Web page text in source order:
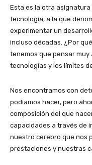
Esta es la otra asignatura
tecnología, a la que
experimentar un
incluso décadas. ¿Por
tenemos que pensar muy
tecnologías y los límites
Nos encontramos con
podíamos hacer, pero
composición del que
capacidades a través de
nuestro cerebro que nos
prestaciones y nuestras